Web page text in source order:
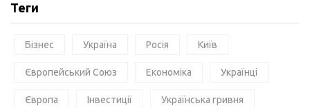
Теги
Бізнес Україна Росія Київ
Європейський Союз Економіка Українці
Європа Інвестиції Українська гривня